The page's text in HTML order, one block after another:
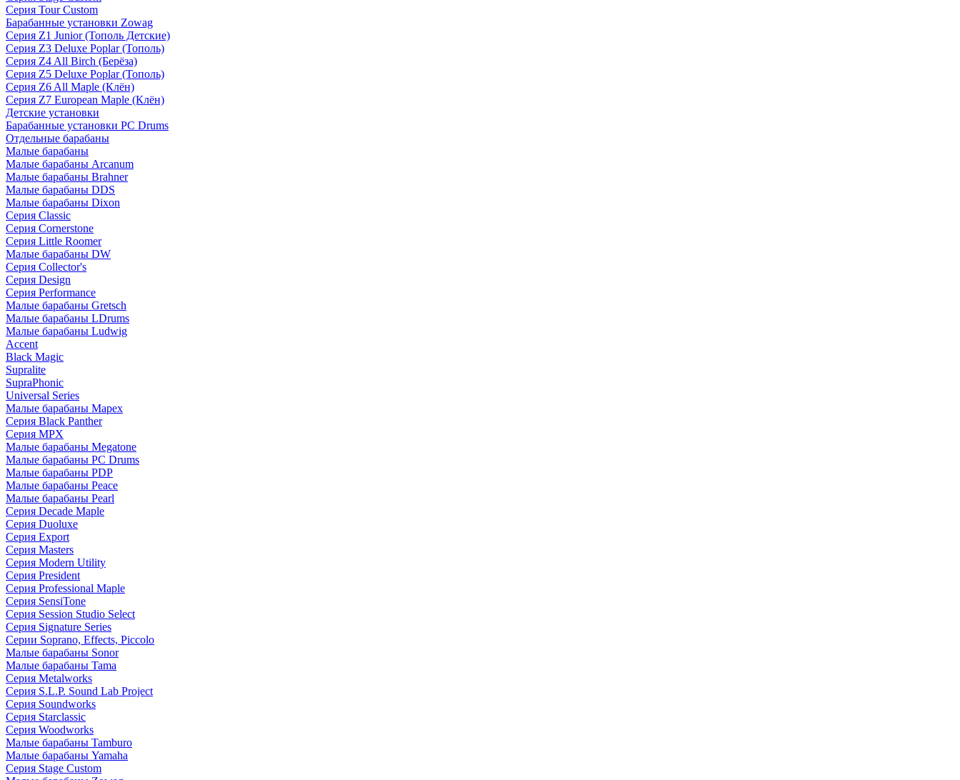
Серия Tour Custom
Барабанные установки Zowag
Серия Z1 Junior (Тополь Детские)
Серия Z3 Deluxe Poplar (Тополь)
Серия Z4 All Birch (Берёза)
Серия Z5 Deluxe Poplar (Тополь)
Серия Z6 All Maple (Клён)
Серия Z7 European Maple (Клён)
Детские установки
Барабанные установки PC Drums
Отдельные барабаны
Малые барабаны
Малые барабаны Arcanum
Малые барабаны Brahner
Малые барабаны DDS
Малые барабаны Dixon
Серия Classic
Серия Cornerstone
Серия Little Roomer
Малые барабаны DW
Серия Collector's
Серия Design
Серия Performance
Малые барабаны Gretsch
Малые барабаны LDrums
Малые барабаны Ludwig
Accent
Black Magic
Supralite
SupraPhonic
Universal Series
Малые барабаны Mapex
Серия Black Panther
Серия MPX
Малые барабаны Megatone
Малые барабаны PC Drums
Малые барабаны PDP
Малые барабаны Peace
Малые барабаны Pearl
Серия Decade Maple
Серия Duoluxe
Серия Export
Серия Masters
Серия Modern Utility
Серия President
Серия Professional Maple
Серия SensiTone
Серия Session Studio Select
Серия Signature Series
Серии Soprano, Effects, Piccolo
Малые барабаны Sonor
Малые барабаны Tama
Серия Metalworks
Серия S.L.P. Sound Lab Project
Серия Soundworks
Серия Starclassic
Серия Woodworks
Малые барабаны Tamburo
Малые барабаны Yamaha
Серия Stage Custom